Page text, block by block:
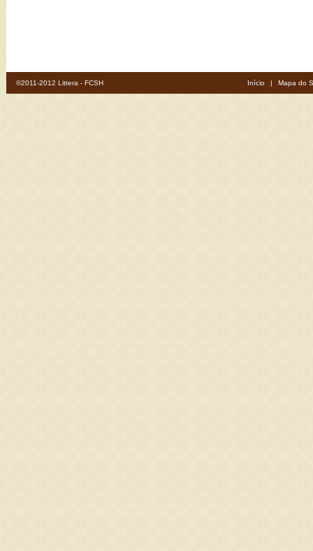
©2011-2012 Littera - FCSH Início | Mapa do